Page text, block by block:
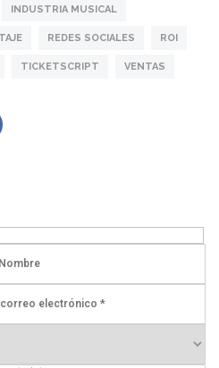
INDUSTRIA MUSICAL
REDES SOCIALES ROI
TICKETSCRIPT VENTAS